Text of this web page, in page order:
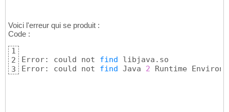
Voici l'erreur qui se produit :
Code :
1
2
3
Error: could not find
libjava.so
Error: could not find Java 2 Runtime